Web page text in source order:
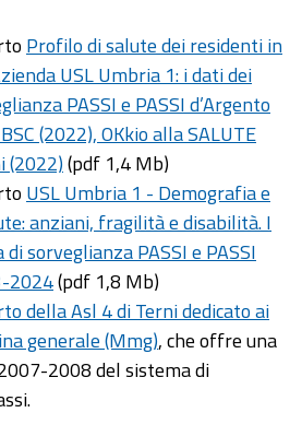
Profilo di salute dei residenti in
USL Umbria 1: i dati dei
PASSI e PASSI d’Argento
(2022), OKkio alla SALUTE
(2022)(pdf 1,4 Mb)
USL Umbria 1 - Demografia e
anziani, fragilità e disabilità. I
sorveglianza PASSI e PASSI
2024(pdf 1,8 Mb)
della Asl 4 di Terni dedicato ai
generale (Mmg), che offre una
2008 del sistema di